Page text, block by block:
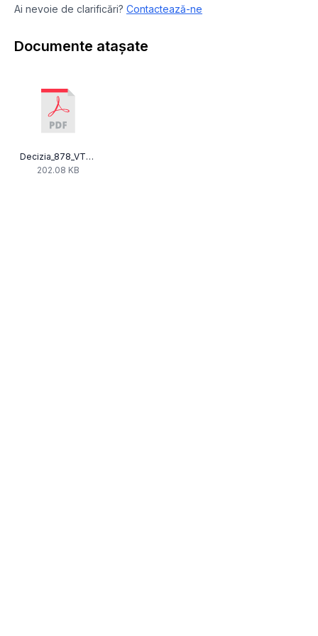
Ai nevoie de clarificări? Contactează-ne
Documente atașate
Decizia_878_VTV_Som_18_1_b_.pdf
202.08 KB